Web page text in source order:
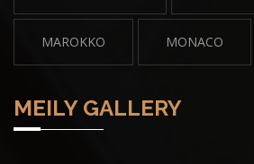
MAROKKO MONACO
MEILY GALLERY